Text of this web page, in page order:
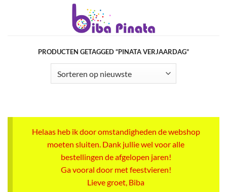
PRODUCTEN GETAGGED “PINATA VERJAARDAG”
Helaas heb ik door omstandigheden de webshop
moeten sluiten. Dank jullie wel voor alle
bestellingen de afgelopen jaren!
Ga vooral door met feestvieren!
Lieve groet, Biba